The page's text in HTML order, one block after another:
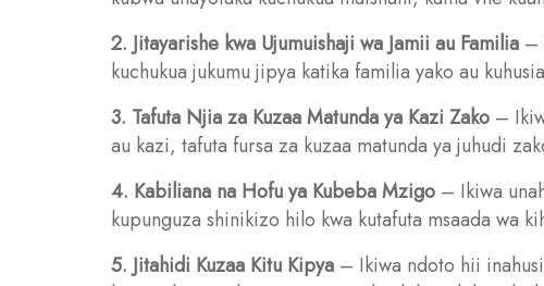
2. Jitayarishe kwa Ujumuishaji wa Jamii au Familia –
kuchukua jukumu jipya katika familia yako au
3. Tafuta Njia za Kuzaa Matunda ya Kazi Zako –
au kazi, tafuta fursa za kuzaa matunda ya juhudi
4. Kabiliana na Hofu ya Kubeba Mzigo – Ikiwa
kupunguza shinikizo hilo kwa kutafuta msaada wa
5. Jitahidi Kuzaa Kitu Kipya – Ikiwa ndoto hii